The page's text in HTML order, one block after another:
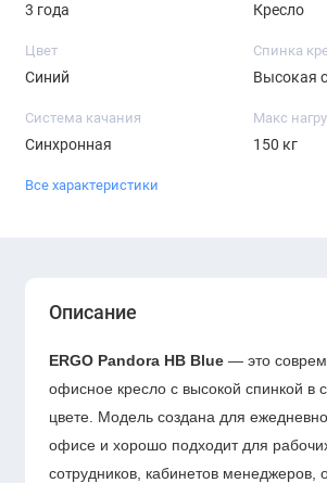
3 года Кресло
Цвет
Синий
Спинка
Высокая
Система качания
Синхронная
Макс
150 кг
Все характеристики
Описание
ERGO Pandora HB Blue — это
офисное кресло с высокой спинкой в
цвете. Модель создана для
офисе и хорошо подходит для
сотрудников, кабинетов менеджеров,